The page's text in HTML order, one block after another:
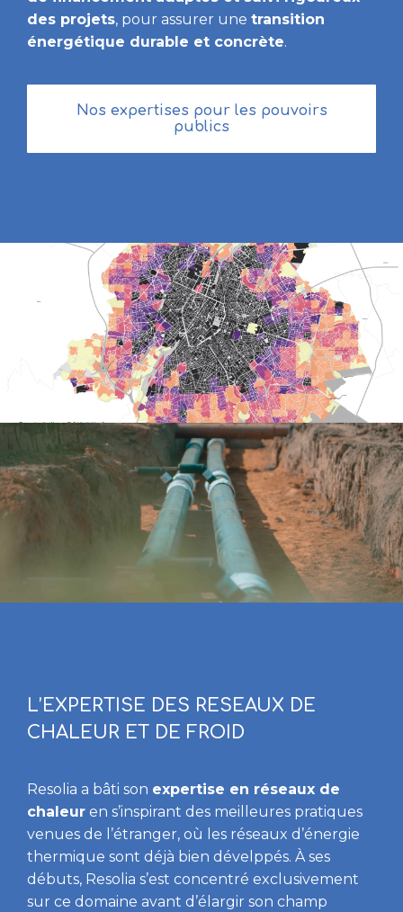
des projets, pour assurer une transition
énergétique durable et concrète.
Nos expertises pour les pouvoirs
publics
L’EXPERTISE DES RESEAUX DE
CHALEUR ET DE FROID
Resolia a bâti son expertise en réseaux de
chaleur en s’inspirant des meilleures pratiques
venues de l’étranger, où les réseaux d’énergie
thermique sont déjà bien dévelppés. À ses
débuts, Resolia s’est concentré exclusivement
sur ce domaine avant d’élargir son champ